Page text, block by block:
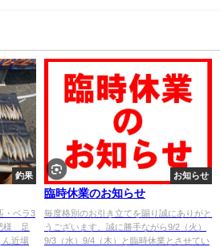
釣果
・ベラ3
様 足
ん近場
お知らせ
臨時休業のお知らせ
毎度格別のお引き立てを賜り誠にありがと
うございます。誠に勝手ながら9/2（火）
9/3（水）9/4（木）と臨時休業とさせてい